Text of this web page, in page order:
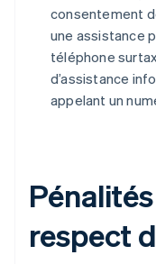
consentement
une assistance
téléphone
d’assistance
appelant un
respect